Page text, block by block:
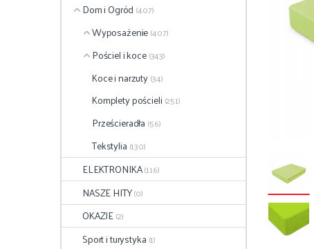
Dom i Ogród (407)
Wyposażenie(407)
Pościel i koce(343)
Koce i narzuty(34)
Komplety pościeli (251)
Prześcieradła (56)
Tekstylia (130)
ELEKTRONIKA(116)
NASZE HITY(0)
OKAZJE(2)
Sport i turystyka (1)